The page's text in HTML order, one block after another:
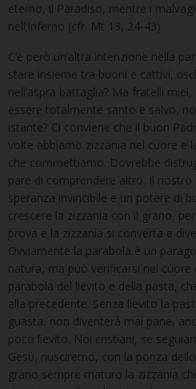
eterno, il Paradiso, mentre i
nell’Inferno (cfr. Mt 13, 24-43)
C’è però un’altra intenzione nella
stare insieme tra buoni e cattivi,
nell’aspra battaglia? Ma fratelli
essere totalmente santo e salvo,
istante? Ci conviene che il buon
volte abbiamo zizzania nel cuore e
che commettiamo. Dovrebbe
pare di comprendere altro. Il nostro
speranza invincibile e un potere di
crescere la zizzania con il grano,
prova e la zizzania si converta e
Ovviamente la parabola è un
natura, ma può verificarsi nel cuore
parabola del lievito e della pasta,
alla precedente. Senza lievito la
guasta, non diventerà mai pane,
poco lievito. Noi cristiani, se
Gesù, riusciremo, con la ponza
grano sempre maturo la zizzania